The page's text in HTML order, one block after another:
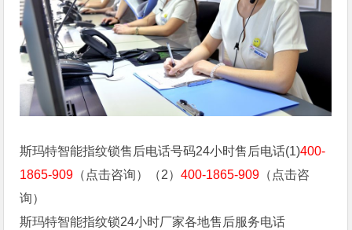
斯玛特智能指纹锁售后电话号码24小时售后电话(1)400-
1865-909 （点击咨询）（2）400-1865-909 （点击咨
询）
斯玛特智能指纹锁24小时厂家各地售后服务电话